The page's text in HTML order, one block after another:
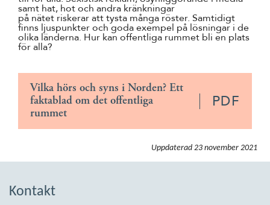
samt hat, hot och andra kränkningar
på nätet riskerar att tysta många röster. Samtidigt
finns ljuspunkter och goda exempel på lösningar i de
olika länderna. Hur kan offentliga rummet bli en plats
för alla?
Vilka hörs och syns i Norden? Ett
faktablad om det offentliga
rummet
PDF
Uppdaterad 23 november 2021
Kontakt